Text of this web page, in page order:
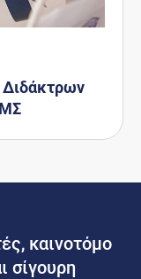
Διδάκτρων
καινοτόμο
σίγουρη